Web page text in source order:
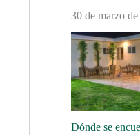
30 de marzo
Dónde se